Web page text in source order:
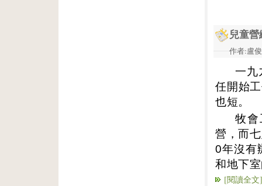
兒童
作者:盧
一九
任開始
也短。
牧
營，而
0年沒有
和地下
[閱讀全文]